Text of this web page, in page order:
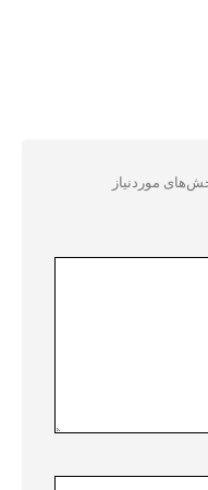
موردنیاز